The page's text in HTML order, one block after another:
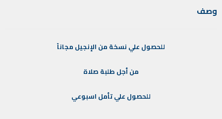
وصف
للحصول علي نسخة من الإنجيل مجاناً
منأجل طلبة صلاة
للحصول عليتأمل اسبوعي